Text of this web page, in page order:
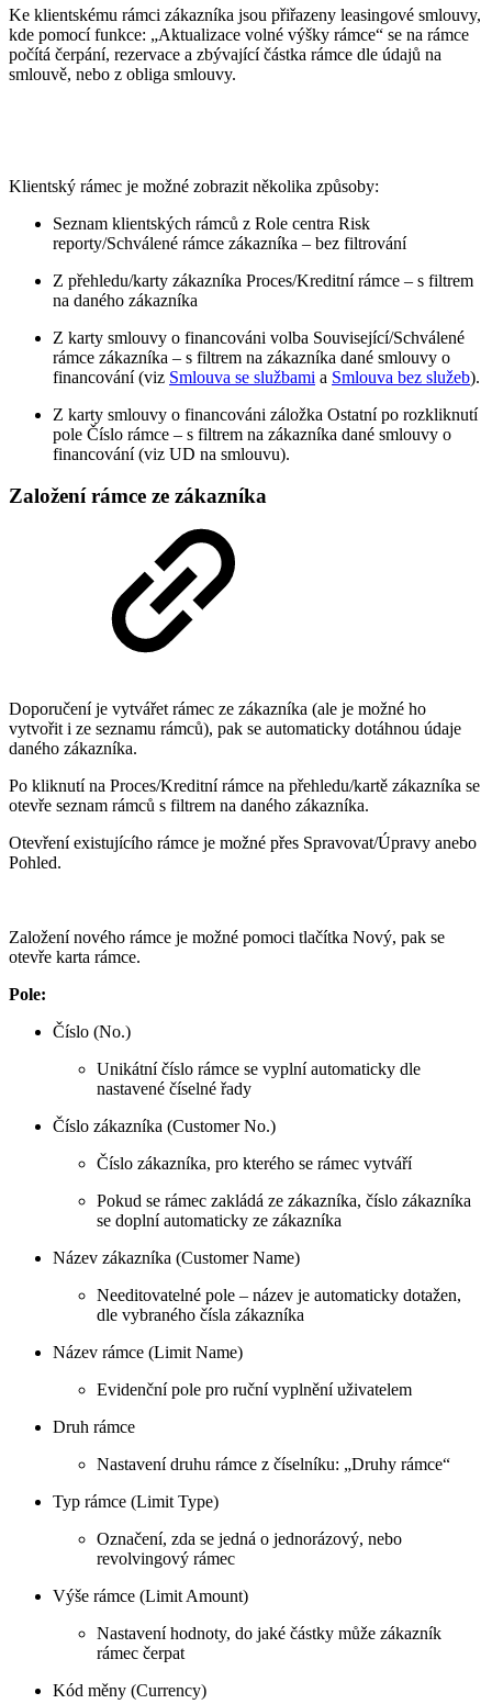
Ke klientskému rámci zákazníka jsou přiřazeny leasingové smlouvy,
kde pomocí funkce: „Aktualizace volné výšky rámce“ se na rámce
počítá čerpání, rezervace a zbývající částka rámce dle údajů na
smlouvě, nebo z obliga smlouvy.
Klientský rámec je možné zobrazit několika způsoby:
Seznam klientských rámců z Role centra Risk
reporty/Schválené rámce zákazníka – bez filtrování
Z přehledu/karty zákazníka Proces/Kreditní rámce – s filtrem
na daného zákazníka
Z karty smlouvy o financováni volba Související/Schválené
rámce zákazníka – s filtrem na zákazníka dané smlouvy o
financování (viz Smlouva se službami a Smlouva bez služeb).
Z karty smlouvy o financováni záložka Ostatní po rozkliknutí
pole Číslo rámce – s filtrem na zákazníka dané smlouvy o
financování (viz UD na smlouvu).
Založení rámce ze zákazníka
Doporučení je vytvářet rámec ze zákazníka (ale je možné ho
vytvořit i ze seznamu rámců), pak se automaticky dotáhnou údaje
daného zákazníka.
Po kliknutí na Proces/Kreditní rámce na přehledu/kartě zákazníka se
otevře seznam rámců s filtrem na daného zákazníka.
Otevření existujícího rámce je možné přes Spravovat/Úpravy anebo
Pohled.
Založení nového rámce je možné pomoci tlačítka Nový, pak se
otevře karta rámce.
Pole:
Číslo (No.)
Unikátní číslo rámce se vyplní automaticky dle
nastavené číselné řady
Číslo zákazníka (Customer No.)
Číslo zákazníka, pro kterého se rámec vytváří
Pokud se rámec zakládá ze zákazníka, číslo zákazníka
se doplní automaticky ze zákazníka
Název zákazníka (Customer Name)
Needitovatelné pole – název je automaticky dotažen,
dle vybraného čísla zákazníka
Název rámce (Limit Name)
Evidenční pole pro ruční vyplnění uživatelem
Druh rámce
Nastavení druhu rámce z číselníku: „Druhy rámce“
Typ rámce (Limit Type)
Označení, zda se jedná o jednorázový, nebo
revolvingový rámec
Výše rámce (Limit Amount)
Nastavení hodnoty, do jaké částky může zákazník
rámec čerpat
Kód měny (Currency)